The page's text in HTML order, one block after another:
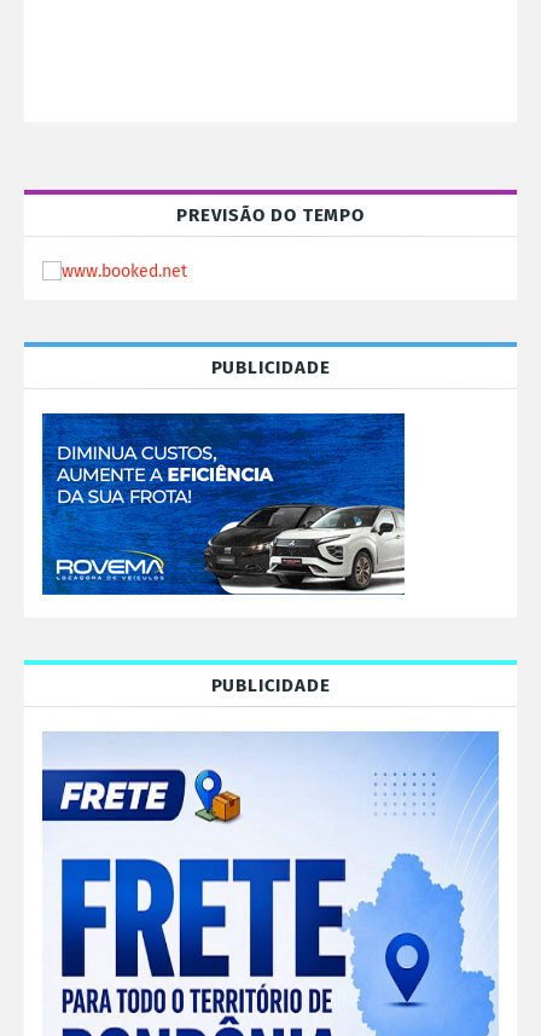
PREVISÃO DO TEMPO
PUBLICIDADE
PUBLICIDADE